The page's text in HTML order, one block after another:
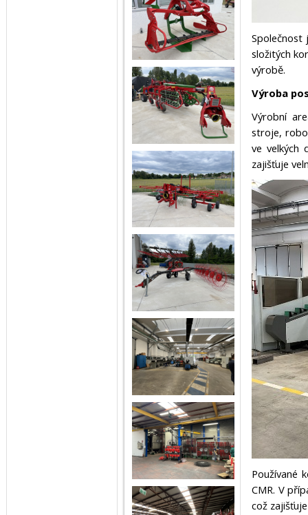
Společnost
složitých
výrobě.
Výroba
Výrobní
stroje,
ve velkých
zajišťuje
Používané
CMR. V
což